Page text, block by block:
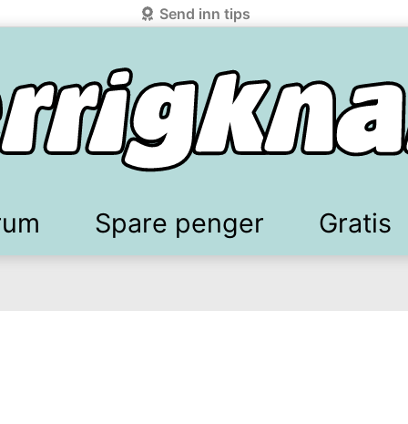
Send inn tips
Spare penger Gratis